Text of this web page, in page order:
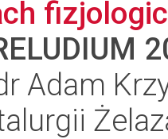
Adam